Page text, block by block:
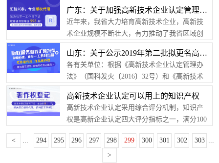
响着九十六万平方公里土地上的千千万万企
业，影响着一个新的业务方向。企业所得税法
制定出了概括性的纲要，国务院很快地对其进
行了细化说明。中华人民共和国中央...
1）国家高新技术企业最高管理机构全国高新技
术企业认定管理工作领导小组，该领导小组由
科技部、财政部、税务总局相关人员构成，主
要是审议、管理、裁决、监督等作用。总体来
说，这个领导小组是管大方向的，具体操作层
面的事情应该是不会做的。2）中央层面具有操
作性质的机构办公室，该办公室设置在科技
部，直接对领导小组负责，负责中央层面的...
广东：关于加强高新技术企业认定管理提升专家评审质量的公告
近年来，我省大力培育高新技术企业，高新技
术企业规模不断壮大，有力推动了我省区域创
新能力的提升。按照高质量发展的要求，我省
将切实开展高新技术企业“树标提质”工作。结合
深入开展“不忘初心、牢记使命”主题教育和落实
国家诚信体系建设有关文件精神，特别是针对
审计发现的个别评审专家不按照政策规定评
审、不认真审核把关、缺乏应有的专业水准，
可能影响高新技术企业认定评审工作质量等问
题，我厅拟作进一步检视整改、立整立...
山东：关于公示2019年第二批拟更名高新技术企业名单的通知
各有关单位：根据《高新技术企业认定管理办
法》（国科发火〔2016〕32号）和《高新技术
企业认定管理工作指引》（国科发火〔2016〕
195号）有关规定，拟对济南天旭数控机械有限
公司等56家高新技术企业予以更名并公示，公
示时间自2019年8月19日起10个工作日。对于公
示企业有异议者，请于公示期内提交书面材
料，说明异议理由和相关事实证据，逾期不予
受理。个人提交的材料请署明真实姓名和联系
高新技术企业认定可以用上的知识产权
高新技术企业认定采用综合评分机制，知识产
权是高新企业认定四大评分指标之一，满分100
通过认定，其重要程度不言而喻。 一、哪些
类型的知识产权可以用？ 高新技术企业认定
< ... 294 295 296 297 298 299 300 301 302 303 ...
>